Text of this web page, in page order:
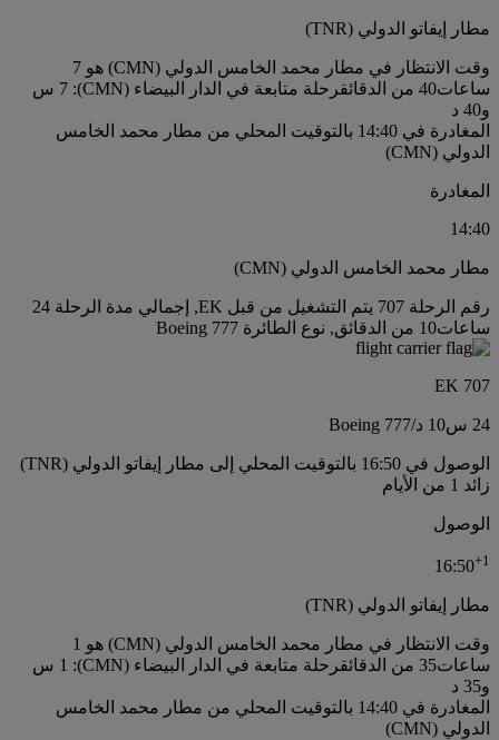
مطار إيفاتو الدولي (TNR)
وقت الانتظار في مطار محمد الخامس الدولي (CMN) هو 7
ساعات40 من الدقائق
رحلة متابعة في الدار البيضاء (CMN): 7 س
و40 د
المغادرة في 14:40 بالتوقيت المحلي من مطار محمد الخامس
الدولي (CMN)
المغادرة
14:40
مطار محمد الخامس الدولي (CMN)
رقم الرحلة 707 يتم التشغيل من قبل EK, إجمالي مدة الرحلة 24
ساعات10 من الدقائق, نوع الطائرة Boeing 777
EK 707
24 س 10 د /
Boeing 777
الوصول في 16:50 بالتوقيت المحلي إلى مطار إيفاتو الدولي (TNR)
زائد 1 من الأيام
الوصول
16:50+1
مطار إيفاتو الدولي (TNR)
وقت الانتظار في مطار محمد الخامس الدولي (CMN) هو 1
ساعات35 من الدقائق
رحلة متابعة في الدار البيضاء (CMN): 1 س
و35 د
المغادرة في 14:40 بالتوقيت المحلي من مطار محمد الخامس
الدولي (CMN)